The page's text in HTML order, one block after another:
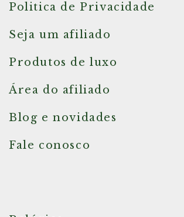
Politica de Privacidade
Seja um afiliado
Produtos de luxo
Área do afiliado
Blog e novidades
Fale conosco